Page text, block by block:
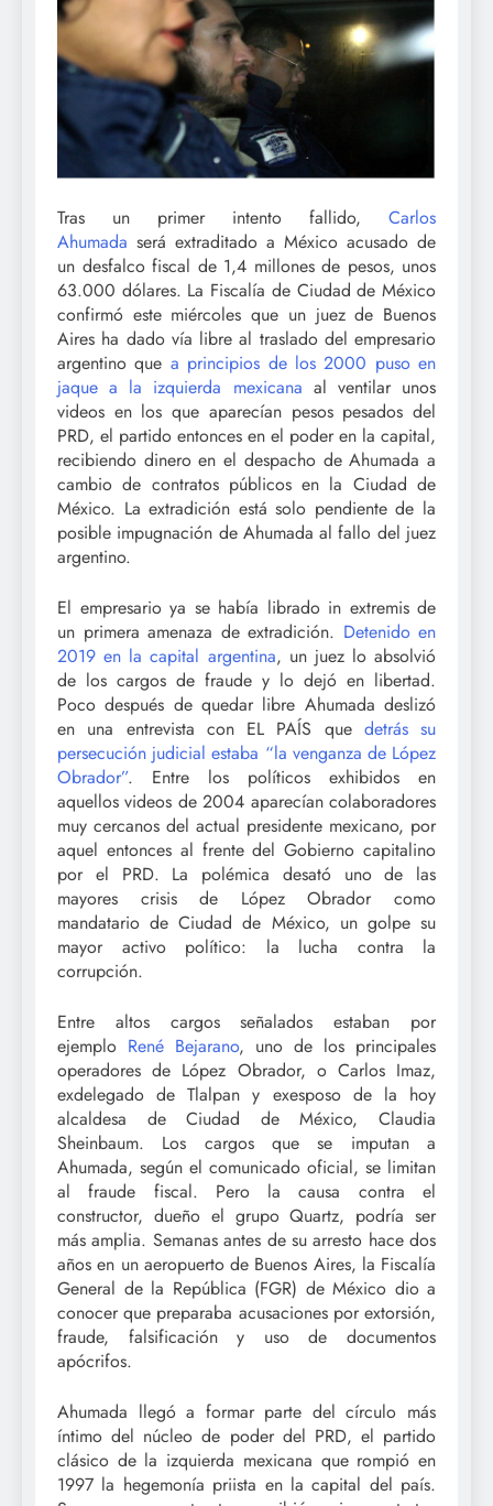
Tras un primer intento fallido, Carlos
Ahumada será extraditado a México acusado de
un desfalco fiscal de 1,4 millones de pesos, unos
63.000 dólares. La Fiscalía de Ciudad de México
confirmó este miércoles que un juez de Buenos
Aires ha dado vía libre al traslado del empresario
argentino que a principios de los 2000 puso en
jaque a la izquierda mexicana al ventilar unos
videos en los que aparecían pesos pesados del
PRD, el partido entonces en el poder en la capital,
recibiendo dinero en el despacho de Ahumada a
cambio de contratos públicos en la Ciudad de
México. La extradición está solo pendiente de la
posible impugnación de Ahumada al fallo del juez
argentino.
El empresario ya se había librado in extremis de
un primera amenaza de extradición. Detenido en
2019 en la capital argentina, un juez lo absolvió
de los cargos de fraude y lo dejó en libertad.
Poco después de quedar libre Ahumada deslizó
en una entrevista con EL PAÍS que detrás su
persecución judicial estaba “la venganza de López
Obrador”. Entre los políticos exhibidos en
aquellos videos de 2004 aparecían colaboradores
muy cercanos del actual presidente mexicano, por
aquel entonces al frente del Gobierno capitalino
por el PRD. La polémica desató uno de las
mayores crisis de López Obrador como
mandatario de Ciudad de México, un golpe su
mayor activo político: la lucha contra la
corrupción.
Entre altos cargos señalados estaban por
ejemplo René Bejarano, uno de los principales
operadores de López Obrador, o Carlos Imaz,
exdelegado de Tlalpan y exesposo de la hoy
alcaldesa de Ciudad de México, Claudia
Sheinbaum. Los cargos que se imputan a
Ahumada, según el comunicado oficial, se limitan
al fraude fiscal. Pero la causa contra el
constructor, dueño el grupo Quartz, podría ser
más amplia. Semanas antes de su arresto hace dos
años en un aeropuerto de Buenos Aires, la Fiscalía
General de la República (FGR) de México dio a
conocer que preparaba acusaciones por extorsión,
fraude, falsificación y uso de documentos
apócrifos.
Ahumada llegó a formar parte del círculo más
íntimo del núcleo de poder del PRD, el partido
clásico de la izquierda mexicana que rompió en
1997 la hegemonía priista en la capital del país.